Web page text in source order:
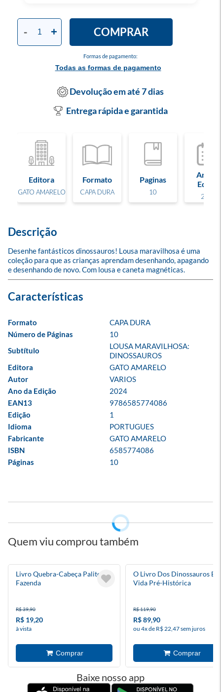
Formas de pagamento:
Todas as formas de pagamento
- + COMPRAR
Devolução em até 7 dias
Entrega rápida e garantida
Editora
GATO AMARELO
Formato
CAPA DURA
Paginas
10
Ano de
Edição
2024
Descrição
Desenhe fantásticos dinossauros! Lousa maravilhosa é uma
coleção para que as crianças aprendam desenhando, apagando
e desenhando de novo. Com lousa e caneta magnéticas.
Formato
CAPA DURA
Número de Páginas
10
Subtítulo
LOUSA MARAVILHOSA:
DINOSSAUROS
Editora
GATO AMARELO
Autor
VARIOS
Ano da Edição
2024
EAN13
9786585774086
Edição
1
Idioma
PORTUGUES
Fabricante
GATO AMARELO
ISBN
6585774086
Páginas
10
Quem viu comprou também
Livro Quebra-Cabeça Palito -
Fazenda
R$ 39,90
R$ 19,20
à vista
O Livro Dos Dinossauros E
Vida Pré-Histórica
R$ 119,90
R$ 89,90
ou 4x de R$ 22,47 sem juros
Baixe nosso app